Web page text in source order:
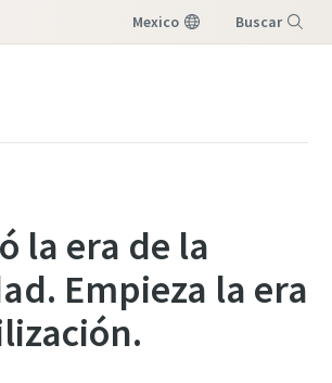
Mexico Buscar
la era de la
Empieza la era